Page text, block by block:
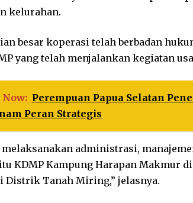
kelurahan.
besar koperasi telah berbadan
yang telah menjalankan kegiatan
Perempuan Papua Selatan
Peran Strategis
melaksanakan administrasi,
KDMP Kampung Harapan Makmur
Distrik Tanah Miring,” jelasnya.